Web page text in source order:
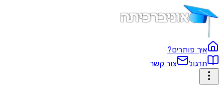
איך פותרים?
תרגול
צור קשר